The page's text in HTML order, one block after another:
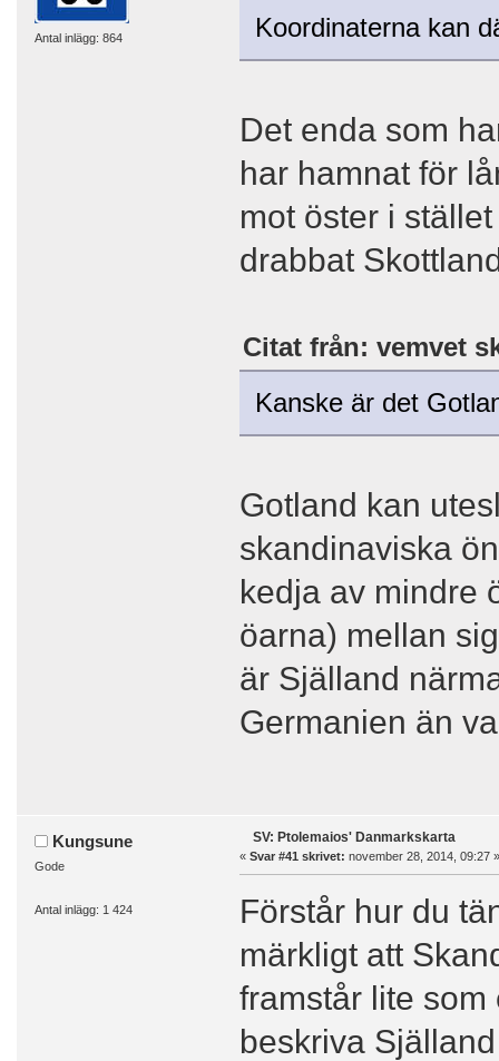
Antal inlägg: 864
Koordinaterna kan
Det enda som
har hamnat för
mot öster i
drabbat
Citat från: vemvet
Kanske är det
Gotland kan
skandinaviska
kedja av mindre
öarna) mellan
är Själland
Germanien än
Kungsune
Gode
Antal inlägg: 1 424
SV: Ptolemaios' Danmarkskarta
« Svar #41 skrivet: november 28, 2014, 09:27 »
Förstår hur du
märkligt att
framstår lite
beskriva